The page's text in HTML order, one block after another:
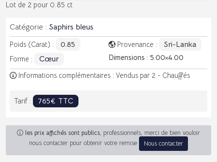
Lot de 2 pour 0.85 ct
Catégorie : Saphirs bleus
Poids (Carat) : 0.85 Provenance : Sri-Lanka
Forme : Cœur Dimensions : 5.00 4.00
Informations complémentaires : Vendus par 2 - Chauffés
Tarif : 765€ TTC
les prix affichés sont publics, professionnels, merci de bien vouloir
nous contacter pour obtenir votre remise
Nous contacter